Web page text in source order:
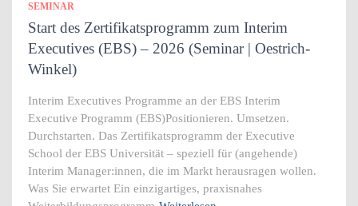
SEMINAR
Start des Zertifikatsprogramm zum Interim
Executives (EBS) – 2026 (Seminar | Oestrich-
Winkel)
Interim Executives Programme an der EBS Interim
Executive Programm (EBS)Positionieren. Umsetzen.
Durchstarten. Das Zertifikatsprogramm der Executive
School der EBS Universität – speziell für (angehende)
Interim Manager:innen, die im Markt herausragen wollen.
Was Sie erwartet Ein einzigartiges, praxisnahes